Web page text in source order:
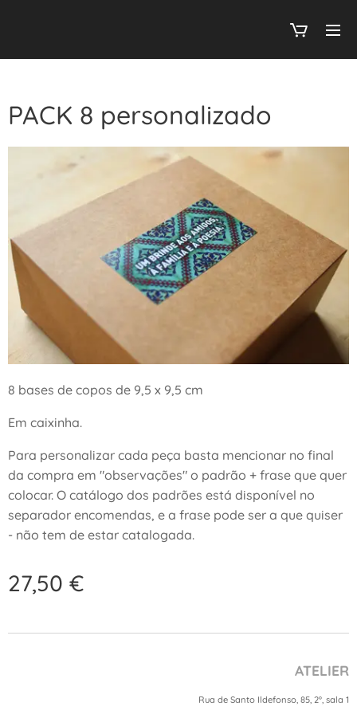
PACK 8 personalizado
8 bases de copos de 9,5 x 9,5 cm
Em caixinha.
Para personalizar cada peça basta mencionar no final
da compra em "observações" o padrão + frase que quer
colocar. O catálogo dos padrões está disponível no
separador encomendas, e a frase pode ser a que quiser
- não tem de estar catalogada.
27,50 €
ATELIER
Rua de Santo Ildefonso, 85, 2º, sala 1